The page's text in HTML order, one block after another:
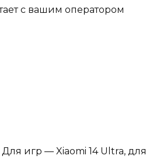
с вашим оператором
игр — Xiaomi 14 Ultra, для